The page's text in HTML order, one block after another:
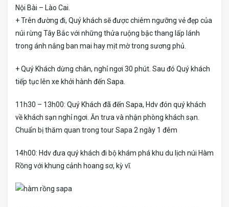
Nội Bài – Lào Cai.
+ Trên đường đi, Quý khách sẽ được chiêm ngưỡng vẻ đẹp của
núi rừng Tây Bắc với những thửa ruộng bậc thang lấp lánh
trong ánh nắng ban mai hay mịt mờ trong sương phủ.
+ Quý Khách dừng chân, nghỉ ngơi 30 phút. Sau đó Quý khách
tiếp tục lên xe khởi hành đến Sapa.
11h30 – 13h00: Quý Khách đã đến Sapa, Hdv đón quý khách
về khách sạn nghỉ ngơi. Ăn trưa và nhận phòng khách sạn.
Chuẩn bị thăm quan trong tour Sapa 2 ngày 1 đêm
14h00: Hdv đưa quý khách đi bộ khám phá khu du lịch núi Hàm
Rồng với khung cảnh hoang sơ, kỳ vĩ.